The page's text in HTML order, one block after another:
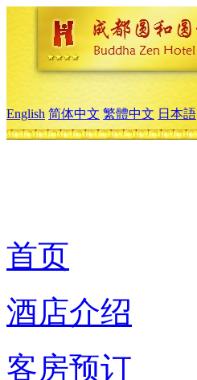
English 简体中文 繁體中文 日本語
首页
酒店介绍
客房预订